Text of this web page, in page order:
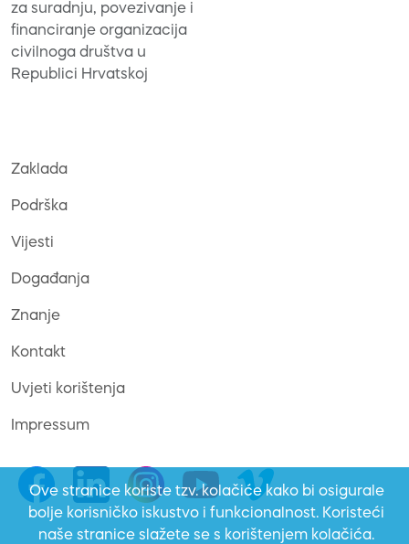
Ove stranice koriste tzv. kolačiće kako bi osigurale
bolje korisničko iskustvo i funkcionalnost. Koristeći
naše stranice slažete se s korištenjem kolačića.
za suradnju, povezivanje i
financiranje organizacija
civilnoga društva u
Republici Hrvatskoj
Zaklada
Podrška
Vijesti
Događanja
Znanje
Kontakt
Uvjeti korištenja
Impressum